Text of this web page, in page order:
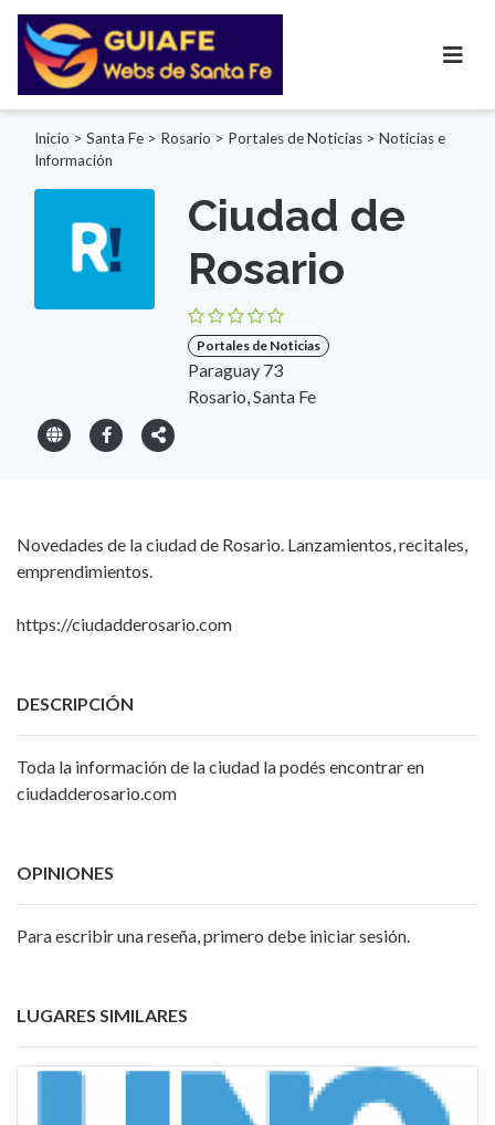
Inicio > Santa Fe > Rosario > Portales de Noticias > Noticias e
Información
Ciudad de
Rosario
Portales de Noticias
Paraguay 73
Rosario, Santa Fe
Novedades de la ciudad de Rosario. Lanzamientos, recitales,
emprendimientos.
https://ciudadderosario.com
DESCRIPCIÓN
Toda la información de la ciudad la podés encontrar en
ciudadderosario.com
OPINIONES
Para escribir una reseña, primero debe iniciar sesión.
LUGARES SIMILARES